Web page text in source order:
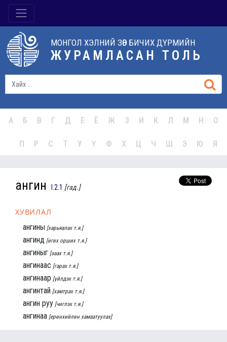
МОНГОЛ ХЭЛНИЙ ЗӨВ БИЧИХ ДҮРМИЙН
ЖУРАМЛАСАН ТОЛЬ
А Б В Г Д Е Ё Ж З И К Л М Н О
П Р С Т У Ү Ф Х Ц Ч Ш Э Ю Я
ангин I.2.1 [гад.]
ХУВИЛАЛ
ангины [харьяалах т.я.]
ангинд [өгөх орших т.я.]
ангиныг [заах т.я.]
ангинаас [гарах т.я.]
ангинаар [үйлдэх т.я.]
ангинтай [хамтрах т.я.]
ангин руу [чиглэх т.я.]
ангинаа [ерөнхийлөн хамаатуулах]